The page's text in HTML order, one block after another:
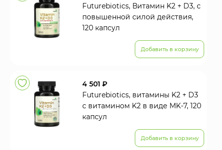
Futurebiotics, Витамин K2 + D3, с
повышенной силой действия,
120 капсул
Добавить в корзину
4 501 ₽
Futurebiotics, витамины K2 + D3
с витамином K2 в виде MK-7, 120
капсул
Добавить в корзину